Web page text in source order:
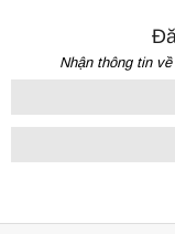
Nhận thông tin